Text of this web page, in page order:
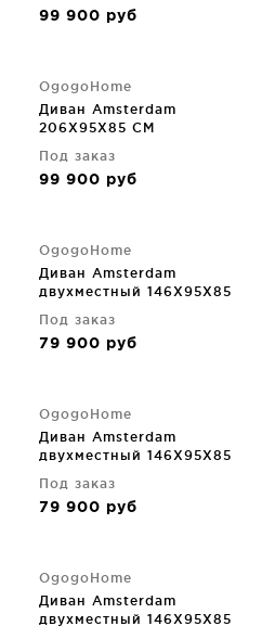
99 900 руб
OgogoHome
Диван Amsterdam
206X95X85 CM
Под заказ
99 900 руб
OgogoHome
Диван Amsterdam
двухместный 146X95X85
Под заказ
79 900 руб
OgogoHome
Диван Amsterdam
двухместный 146X95X85
Под заказ
79 900 руб
OgogoHome
Диван Amsterdam
двухместный 146X95X85